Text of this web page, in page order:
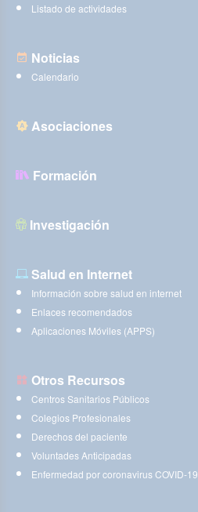
Listado de actividades
Noticias
Calendario
Asociaciones
Formación
Investigación
Salud en Internet
Información sobre salud en internet
Enlaces recomendados
Aplicaciones Móviles (APPS)
Otros Recursos
Centros Sanitarios Públicos
Colegios Profesionales
Derechos del paciente
Voluntades Anticipadas
Enfermedad por coronavirus COVID-19